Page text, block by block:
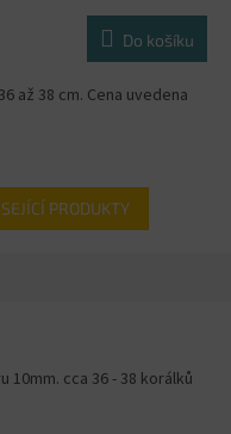
Do košíku
až 38 cm. Cena uvedena
PRODUKTY
10mm. cca 36 - 38 korálků